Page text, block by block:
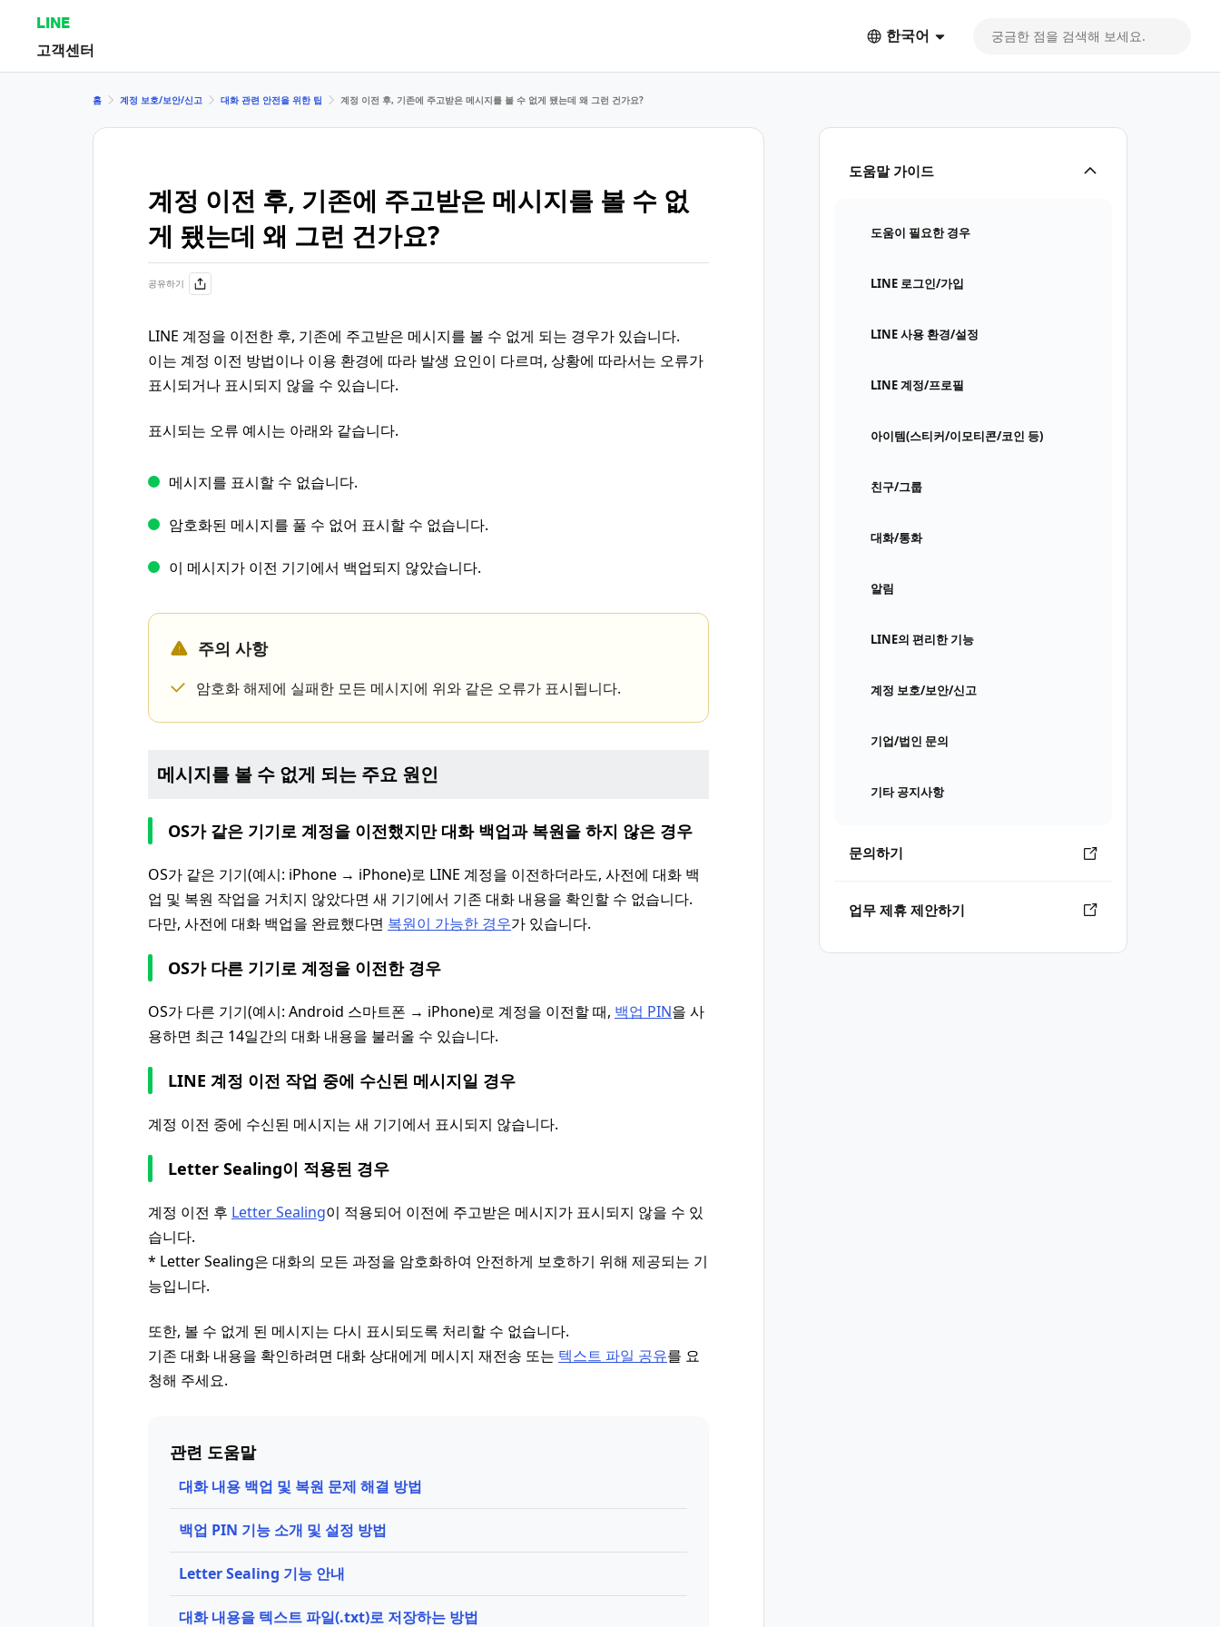
LINE
고객센터
한국어
도움말 가이드
도움이 필요한 경우
LINE 로그인/가입
LINE 사용 환경/설정
LINE 계정/프로필
아이템(스티커/이모티콘/코인 등)
친구/그룹
대화/통화
알림
LINE의 편리한 기능
계정 보호/보안/신고
기업/법인 문의
기타 공지사항
문의하기
업무 제휴 제안하기
홈 계정 보호/보안/신고 대화 관련 안전을 위한 팁 계정 이전 후, 기존에 주고받은 메시지를 볼 수 없게 됐는데 왜 그런 건가요?
계정 이전 후, 기존에 주고받은 메시지를 볼 수 없
게 됐는데 왜 그런 건가요?
공유하기
LINE 계정을 이전한 후, 기존에 주고받은 메시지를 볼 수 없게 되는 경우가 있습니다.
이는 계정 이전 방법이나 이용 환경에 따라 발생 요인이 다르며, 상황에 따라서는 오류가
표시되거나 표시되지 않을 수 있습니다.
표시되는 오류 예시는 아래와 같습니다.
메시지를 표시할 수 없습니다.
암호화된 메시지를 풀 수 없어 표시할 수 없습니다.
이 메시지가 이전 기기에서 백업되지 않았습니다.
주의 사항
암호화 해제에 실패한 모든 메시지에 위와 같은 오류가 표시됩니다.
메시지를 볼 수 없게 되는 주요 원인
OS가 같은 기기로 계정을 이전했지만 대화 백업과 복원을 하지 않은 경우
OS가 같은 기기(예시: iPhone → iPhone)로 LINE 계정을 이전하더라도, 사전에 대화 백
업 및 복원 작업을 거치지 않았다면 새 기기에서 기존 대화 내용을 확인할 수 없습니다.
다만, 사전에 대화 백업을 완료했다면 복원이 가능한 경우가 있습니다.
OS가 다른 기기로 계정을 이전한 경우
OS가 다른 기기(예시: Android 스마트폰 → iPhone)로 계정을 이전할 때, 백업 PIN을 사
용하면 최근 14일간의 대화 내용을 불러올 수 있습니다.
LINE 계정 이전 작업 중에 수신된 메시지일 경우
계정 이전 중에 수신된 메시지는 새 기기에서 표시되지 않습니다.
Letter Sealing이 적용된 경우
계정 이전 후 Letter Sealing이 적용되어 이전에 주고받은 메시지가 표시되지 않을 수 있
습니다.
* Letter Sealing은 대화의 모든 과정을 암호화하여 안전하게 보호하기 위해 제공되는 기
능입니다.
또한, 볼 수 없게 된 메시지는 다시 표시되도록 처리할 수 없습니다.
기존 대화 내용을 확인하려면 대화 상대에게 메시지 재전송 또는 텍스트 파일 공유를 요
청해 주세요.
관련 도움말
대화 내용 백업 및 복원 문제 해결 방법
백업 PIN 기능 소개 및 설정 방법
Letter Sealing 기능 안내
대화 내용을 텍스트 파일(.txt)로 저장하는 방법